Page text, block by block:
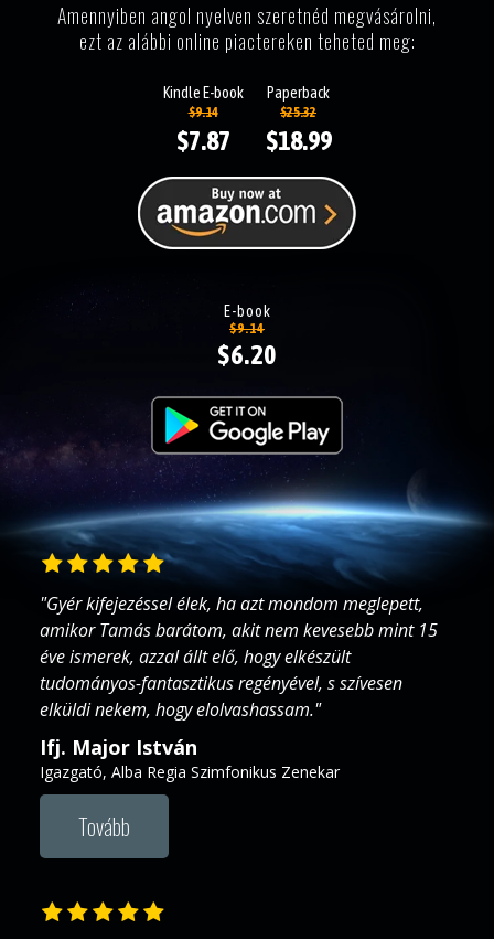
Amennyiben angol nyelven szeretnéd megvásárolni,
ezt az alábbi online piactereken teheted meg:
Kindle E-book Paperback
$9.14 $25.32
$7.87 $18.99
E-book
$9.14
$6.20
"Gyér kifejezéssel élek, ha azt mondom meglepett,
amikor Tamás barátom, akit nem kevesebb mint 15
éve ismerek, azzal állt elő, hogy elkészült
tudományos-fantasztikus regényével, s szívesen
elküldi nekem, hogy elolvashassam."
Ifj. Major István
Igazgató, Alba Regia Szimfonikus Zenekar
Tovább